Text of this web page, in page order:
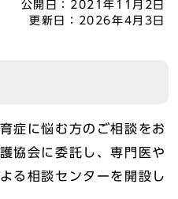
公開日： 2021年11月2日
更新日：
2026年4月3日
症に悩む方のご相談をお
協会に委託し、専門医や
る相談センターを開設し